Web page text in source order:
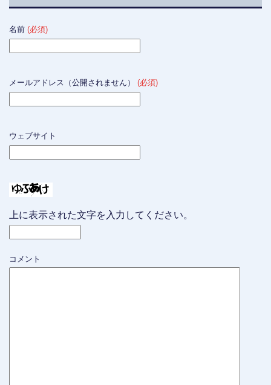
名前 (必須)
メールアドレス（公開されません） (必須)
ウェブサイト
上に表示された文字を入力してください。
コメント